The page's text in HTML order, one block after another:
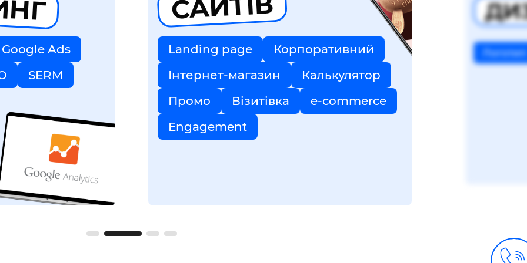
Google Ads
SERM
Landing page
Корпоративний
Інтернет-магазин
Калькулятор
Промо
Візитівка
e-commerce
Engagement
Логотип